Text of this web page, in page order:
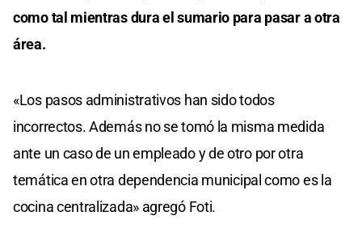
como tal mientras dura el sumario para pasar a otra
área.
«Los pasos administrativos han sido todos
incorrectos. Además no se tomó la misma medida
ante un caso de un empleado y de otro por otra
temática en otra dependencia municipal como es la
cocina centralizada» agregó Foti.